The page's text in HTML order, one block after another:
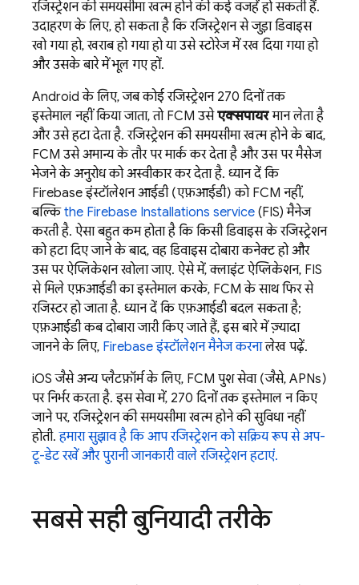
रजिस्ट्रेशन की समयसीमा खत्म होने की कई वजहें हो सकती हैं.
उदाहरण के लिए, हो सकता है कि रजिस्ट्रेशन से जुड़ा डिवाइस
खो गया हो, खराब हो गया हो या उसे स्टोरेज में रख दिया गया हो
और उसके बारे में भूल गए हों.
Android के लिए, जब कोई रजिस्ट्रेशन 270 दिनों तक
इस्तेमाल नहीं किया जाता, तो FCM उसेएक्सपायरमान लेता है
और उसे हटा देता है. रजिस्ट्रेशन की समयसीमा खत्म होने के बाद,
FCM उसे अमान्य के तौर पर मार्क कर देता है और उस पर मैसेज
भेजने के अनुरोध को अस्वीकार कर देता है. ध्यान दें कि
Firebase इंस्टॉलेशन आईडी (एफ़आईडी) को FCM नहीं,
बल्किthe Firebase Installations service (FIS) मैनेज
करती है. ऐसा बहुत कम होता है कि किसी डिवाइस के रजिस्ट्रेशन
को हटा दिए जाने के बाद, वह डिवाइस दोबारा कनेक्ट हो और
उस पर ऐप्लिकेशन खोला जाए. ऐसे में, क्लाइंट ऐप्लिकेशन, FIS
से मिले एफ़आईडी का इस्तेमाल करके, FCM के साथ फिर से
रजिस्टर हो जाता है. ध्यान दें कि एफ़आईडी बदल सकता है;
एफ़आईडी कब दोबारा जारी किए जाते हैं, इस बारे में ज़्यादा
जानने के लिए, Firebase इंस्टॉलेशन मैनेज करनालेख पढ़ें.
iOS जैसे अन्य प्लैटफ़ॉर्म के लिए, FCM पुश सेवा (जैसे, APNs)
पर निर्भर करता है. इस सेवा में, 270 दिनों तक इस्तेमाल न किए
जाने पर, रजिस्ट्रेशन की समयसीमा खत्म होने की सुविधा नहीं
होती.हमारा सुझाव है कि आप रजिस्ट्रेशन को सक्रिय रूप से अप-
टू-डेट रखें और पुरानी जानकारी वाले रजिस्ट्रेशन हटाएं.
सबसे सही बुनियादी तरीके